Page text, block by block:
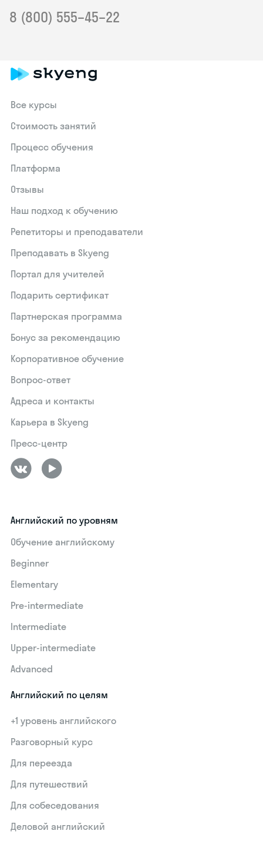
8 (800) 555–45–22
Все курсы
Стоимость занятий
Процесс обучения
Платформа
Отзывы
Наш подход к обучению
Репетиторы и преподаватели
Преподавать в Skyeng
Портал для учителей
Подарить сертификат
Партнерская программа
Бонус за рекомендацию
Корпоративное обучение
Вопрос-ответ
Адреса и контакты
Карьера в Skyeng
Пресс-центр
Английский по уровням
Обучение английскому
Beginner
Elementary
Pre-intermediate
Intermediate
Upper-intermediate
Advanced
Английский по целям
+1 уровень английского
Разговорный курс
Для переезда
Для путешествий
Для собеседования
Деловой английский